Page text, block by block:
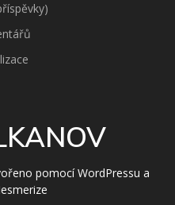
pomocí WordPressu a